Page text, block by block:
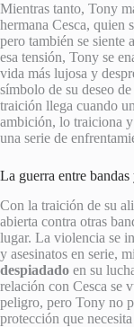
Mientras tanto, Tony
hermana Cesca, quien
pero también se siente
esa tensión, Tony se
vida más lujosa y
símbolo de su deseo
traición llega cuando
ambición, lo traiciona
una serie de
La guerra entre
Con la traición de su
abierta contra otras
lugar. La violencia se
y asesinatos en serie,
despiadado en su
relación con Cesca se
peligro, pero Tony no
protección que